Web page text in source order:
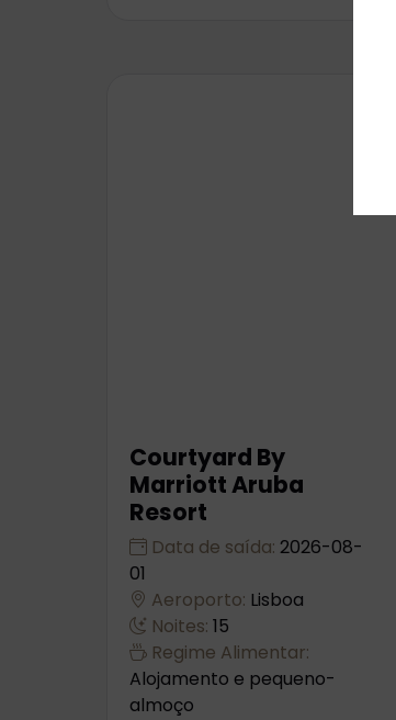
Courtyard By
Marriott Aruba
Resort
Data de saída: 2026-08-
01
Aeroporto: Lisboa
Noites: 15
Regime Alimentar:
Alojamento e pequeno-
almoço